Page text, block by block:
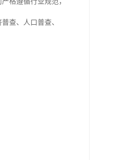
查、人口普查、